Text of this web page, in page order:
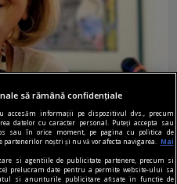
obișnuit al
de excluderea unei
să rămână confidențiale
accesăm informații pe dispozitivul dvs., precum
datelor cu caracter personal. Puteți accepta sau
sau în orice moment, pe pagina cu politica de
partenerilor noștri și nu vă vor afecta navigarea.
Mai
si agentiile de publicitate partenere, precum si
prelucram date pentru a permite website-ului sa
si anunturile publicitare afisate in functie de